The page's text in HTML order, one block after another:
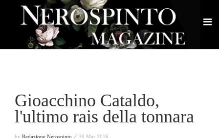
Gioacchino Cataldo,
l'ultimo rais della tonnara
by Redazione Nerospinto ⁄ 30 Mar 2016